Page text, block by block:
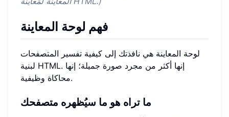
فهم لوحة المعاينة
لوحة المعاينة هي نافذتك إلى كيفية تفسير المتصفحات
لبنية HTML. إنها أكثر من مجرد صورة جميلة؛ إنها
محاكاة وظيفية.
ما تراه هو ما سيُظهره متصفحك